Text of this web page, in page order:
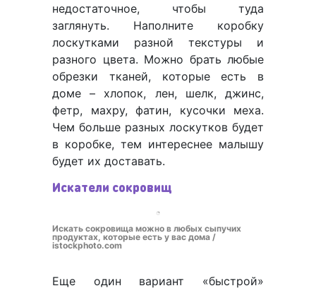
недостаточное, чтобы туда
заглянуть. Наполните коробку
лоскутками разной текстуры и
разного цвета. Можно брать любые
обрезки тканей, которые есть в
доме – хлопок, лен, шелк, джинс,
фетр, махру, фатин, кусочки меха.
Чем больше разных лоскутков будет
в коробке, тем интереснее малышу
будет их доставать.
Искатели сокровищ
Искать сокровища можно в любых сыпучих
продуктах, которые есть у вас дома /
istockphoto.com
Еще один вариант «быстрой»